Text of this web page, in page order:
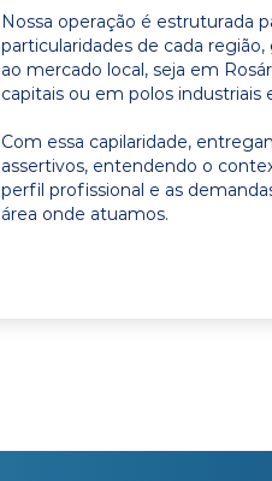
Nossa operação é estruturada
particularidades de cada
ao mercado local, seja em
capitais ou em polos industriais
Com essa capilaridade,
assertivos, entendendo o
perfil profissional e as
área onde atuamos.